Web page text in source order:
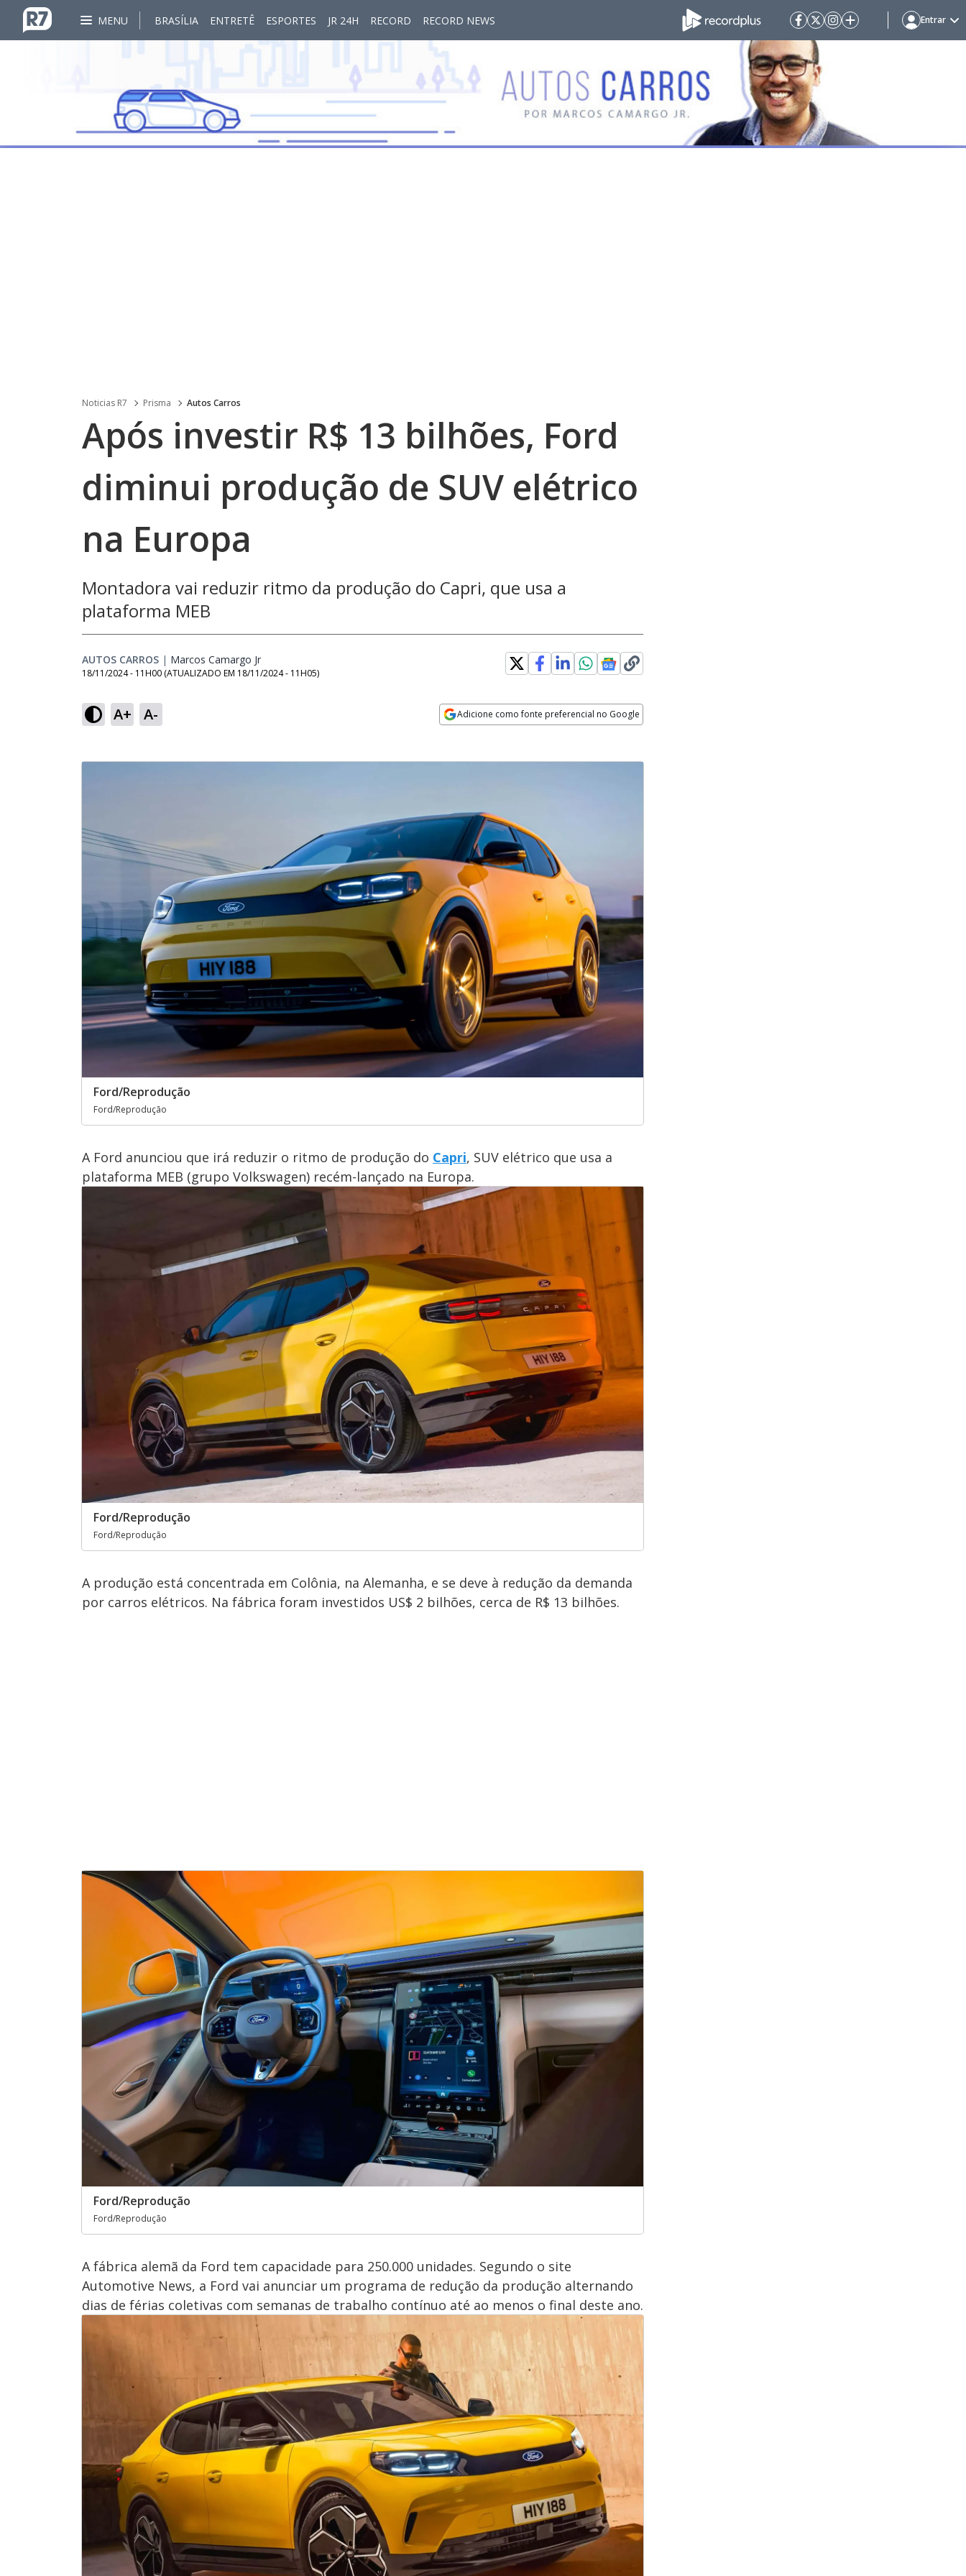
MENU BRASÍLIA ENTRETÊ ESPORTES JR 24H RECORD RECORD NEWS Entrar
Noticias R7 Prisma Autos Carros
Após investir R$ 13 bilhões, Ford
diminui produção de SUV elétrico
na Europa
Montadora vai reduzir ritmo da produção do Capri, que usa a
plataforma MEB
AUTOS CARROS | Marcos Camargo Jr
18/11/2024 - 11H00 (ATUALIZADO EM 18/11/2024 - 11H05)
A+ A- Adicione como fonte preferencial no Google
Ford/Reprodução
Ford/Reprodução
A Ford anunciou que irá reduzir o ritmo de produção do Capri, SUV elétrico que usa a
plataforma MEB (grupo Volkswagen) recém-lançado na Europa.
Ford/Reprodução
Ford/Reprodução
A produção está concentrada em Colônia, na Alemanha, e se deve à redução da demanda
por carros elétricos. Na fábrica foram investidos US$ 2 bilhões, cerca de R$ 13 bilhões.
Ford/Reprodução
Ford/Reprodução
A fábrica alemã da Ford tem capacidade para 250.000 unidades. Segundo o site
Automotive News, a Ford vai anunciar um programa de redução da produção alternando
dias de férias coletivas com semanas de trabalho contínuo até ao menos o final deste ano.